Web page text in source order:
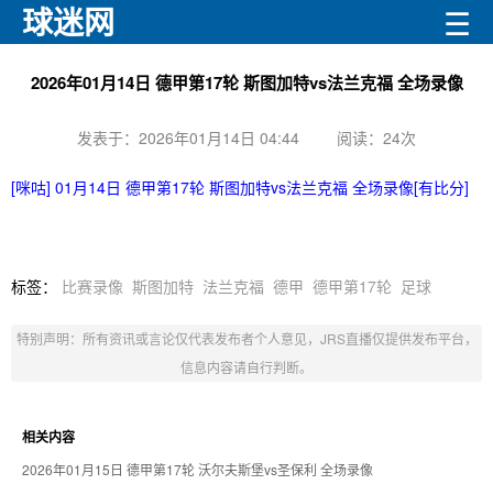
球迷网 ☰
2026年01月14日 德甲第17轮 斯图加特vs法兰克福 全场录像
发表于：2026年01月14日 04:44 阅读： 24次
[咪咕] 01月14日 德甲第17轮 斯图加特vs法兰克福 全场录像[有比分]
标签： 比赛录像 斯图加特 法兰克福 德甲 德甲第17轮 足球
特别声明：所有资讯或言论仅代表发布者个人意见，JRS直播仅提供发布平台，
信息内容请自行判断。
相关内容
2026年01月15日 德甲第17轮 沃尔夫斯堡vs圣保利 全场录像